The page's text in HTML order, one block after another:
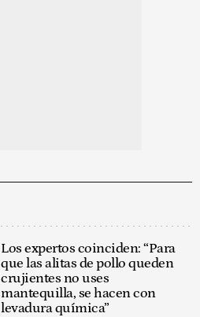
Los expertos coinciden: “Para
que las alitas de pollo queden
crujientes no uses
mantequilla, se hacen con
levadura química”